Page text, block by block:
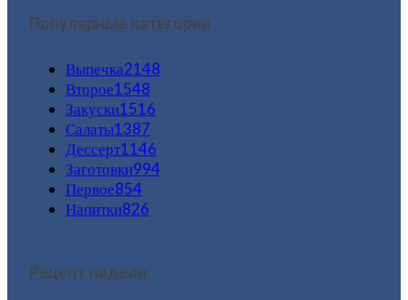
Популярные категории
Выпечка2148
Второе1548
Закуски1516
Салаты1387
Дессерт1146
Заготовки994
Первое854
Напитки826
Рецепт недели: